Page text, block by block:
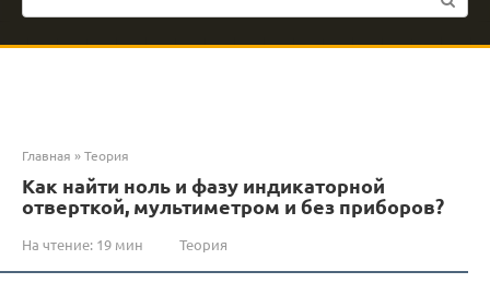
Главная »Теория
Как найти ноль и фазу индикаторной
отверткой, мультиметром и без приборов?
На чтение: 19 мин Теория